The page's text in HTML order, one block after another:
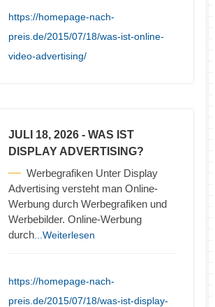
https://homepage-nach-
preis.de/2015/07/18/was-ist-online-
video-advertising/
JULI 18, 2026 - WAS IST
DISPLAY ADVERTISING?
Werbegrafiken Unter Display
Advertising versteht man Online-
Werbung durch Werbegrafiken und
Werbebilder. Online-Werbung
durch ...Weiterlesen
https://homepage-nach-
preis.de/2015/07/18/was-ist-display-